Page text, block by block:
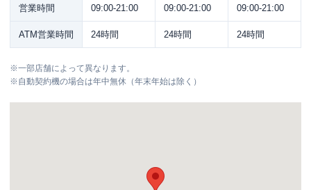
営業時間 09:00-21:00 09:00-21:00 09:00-21:00
ATM営業時間 24時間 24時間 24時間
※一部店舗によって異なります。
※自動契約機の場合は年中無休（年末年始は除く）